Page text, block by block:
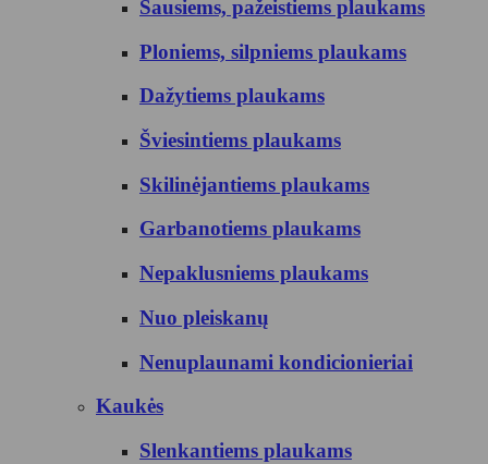
Sausiems, pažeistiems plaukams
Ploniems, silpniems plaukams
Dažytiems plaukams
Šviesintiems plaukams
Skilinėjantiems plaukams
Garbanotiems plaukams
Nepaklusniems plaukams
Nuo pleiskanų
Nenuplaunami kondicionieriai
Kaukės
Slenkantiems plaukams